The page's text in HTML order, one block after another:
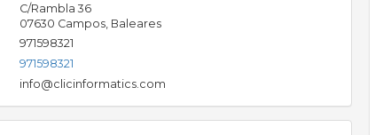
C/Rambla 36
07630 Campos, Baleares
971598321
971598321
info@clicinformatics.com